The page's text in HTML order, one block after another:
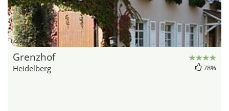
hotel.de
Grenzhof
Heidelberg 78%